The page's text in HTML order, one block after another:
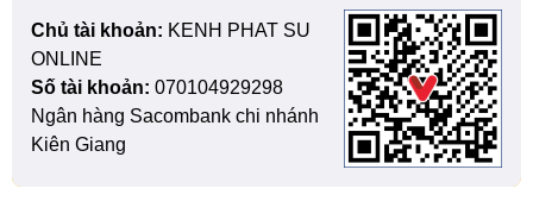
Chủ tài khoản: KENH PHAT SU
ONLINE
Số tài khoản: 070104929298
Ngân hàng Sacombank chi nhánh
Kiên Giang